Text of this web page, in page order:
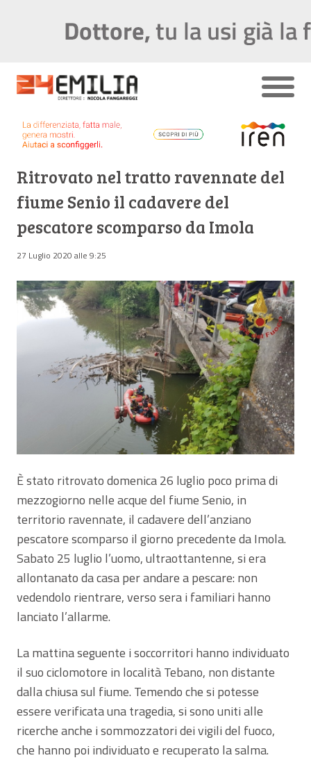
Ritrovato nel tratto ravennate del
fiume Senio il cadavere del
pescatore scomparso da Imola
27 Luglio 2020 alle 9:25
È stato ritrovato domenica 26 luglio poco prima di
mezzogiorno nelle acque del fiume Senio, in
territorio ravennate, il cadavere dell’anziano
pescatore scomparso il giorno precedente da Imola.
Sabato 25 luglio l’uomo, ultraottantenne, si era
allontanato da casa per andare a pescare: non
vedendolo rientrare, verso sera i familiari hanno
lanciato l’allarme.
La mattina seguente i soccorritori hanno individuato
il suo ciclomotore in località Tebano, non distante
dalla chiusa sul fiume. Temendo che si potesse
essere verificata una tragedia, si sono uniti alle
ricerche anche i sommozzatori dei vigili del fuoco,
che hanno poi individuato e recuperato la salma.